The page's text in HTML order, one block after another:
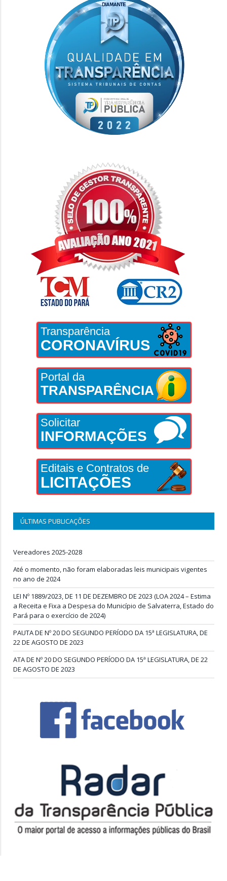
Transparência
CORONAVÍRUS
Portal da
TRANSPARÊNCIA
Solicitar
INFORMAÇÕES
Editais e Contratos de
LICITAÇÕES
ÚLTIMAS PUBLICAÇÕES
Vereadores 2025-2028
Até o momento, não foram elaboradas leis municipais vigentes
no ano de 2024
LEI Nº 1889/2023, DE 11 DE DEZEMBRO DE 2023 (LOA 2024 – Estima
a Receita e Fixa a Despesa do Município de Salvaterra, Estado do
Pará para o exercício de 2024)
PAUTA DE Nº 20 DO SEGUNDO PERÍODO DA 15ª LEGISLATURA, DE
22 DE AGOSTO DE 2023
ATA DE Nº 20 DO SEGUNDO PERÍODO DA 15ª LEGISLATURA, DE 22
DE AGOSTO DE 2023